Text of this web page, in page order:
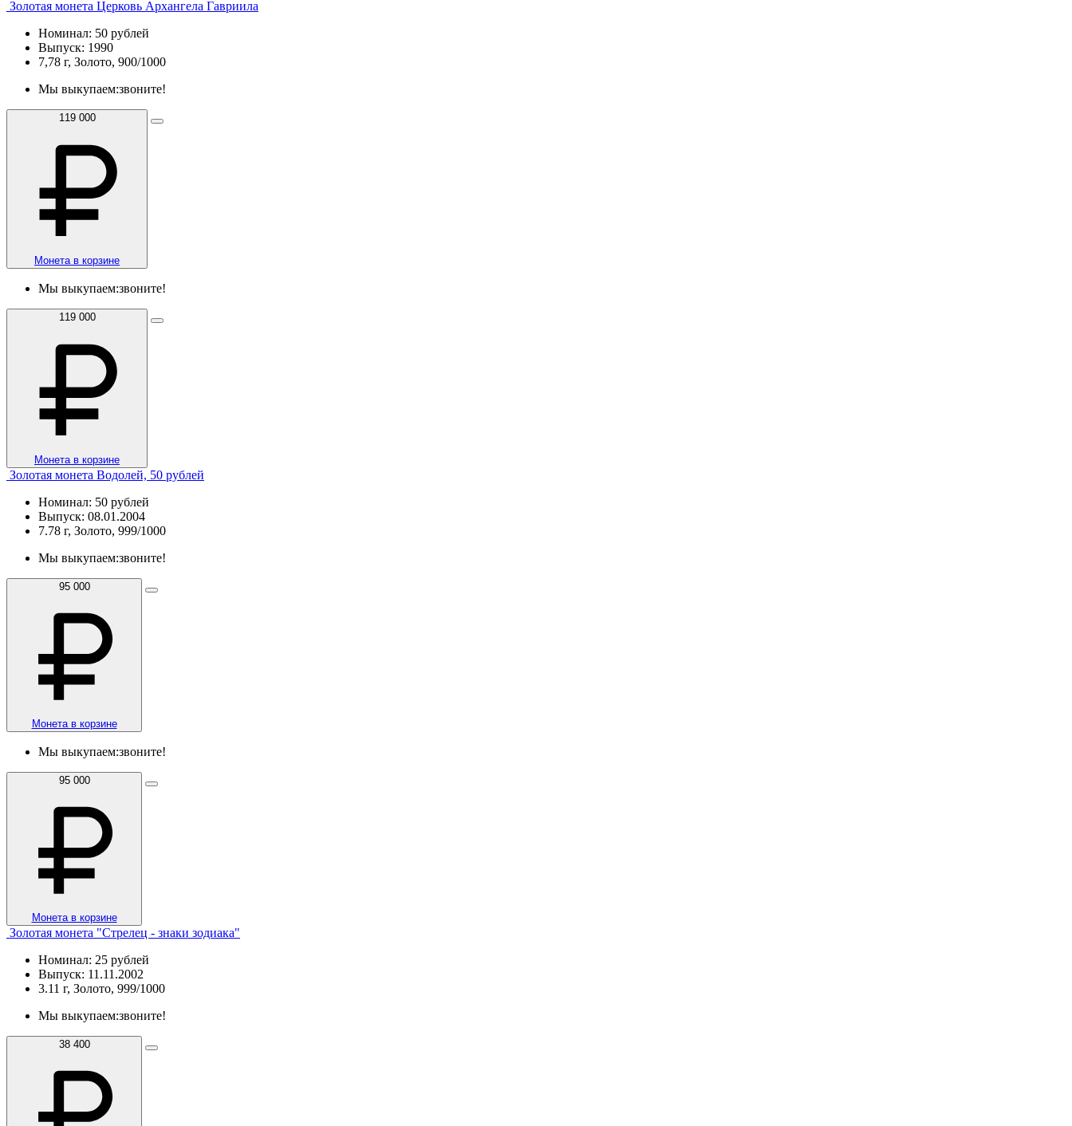
Золотая монета Церковь Архангела Гавриила
Номинал: 50 рублей
Выпуск: 1990
7,78 г, Золото, 900/1000
Мы выкупаем:звоните!
119 000
Монета в корзине
Мы выкупаем:звоните!
119 000
Монета в корзине
Золотая монета Водолей, 50 рублей
Номинал: 50 рублей
Выпуск: 08.01.2004
7.78 г, Золото, 999/1000
Мы выкупаем:звоните!
95 000
Монета в корзине
Мы выкупаем:звоните!
95 000
Монета в корзине
Золотая монета "Cтрелец - знаки зодиака"
Номинал: 25 рублей
Выпуск: 11.11.2002
3.11 г, Золото, 999/1000
Мы выкупаем:звоните!
38 400